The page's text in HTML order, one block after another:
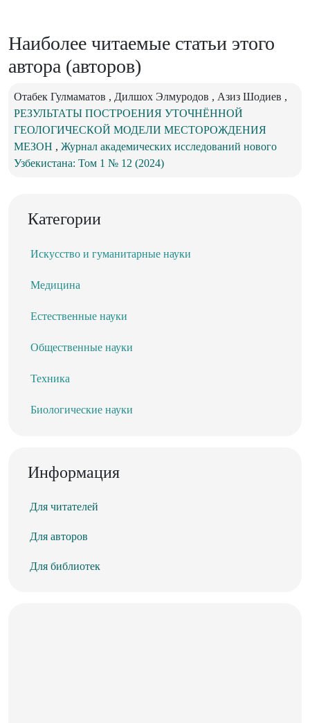
Наиболее читаемые статьи этого
автора (авторов)
Отабек Гулмаматов , Дилшох Элмуродов , Азиз Шодиев ,
РЕЗУЛЬТАТЫ ПОСТРОЕНИЯ УТОЧНЁННОЙ
ГЕОЛОГИЧЕСКОЙ МОДЕЛИ МЕСТОРОЖДЕНИЯ
МЕЗОН , Журнал академических исследований нового
Узбекистана: Том 1 № 12 (2024)
Категории
Искусство и гуманитарные науки
Медицина
Естественные науки
Общественные науки
Техника
Биологические науки
Информация
Для читателей
Для авторов
Для библиотек